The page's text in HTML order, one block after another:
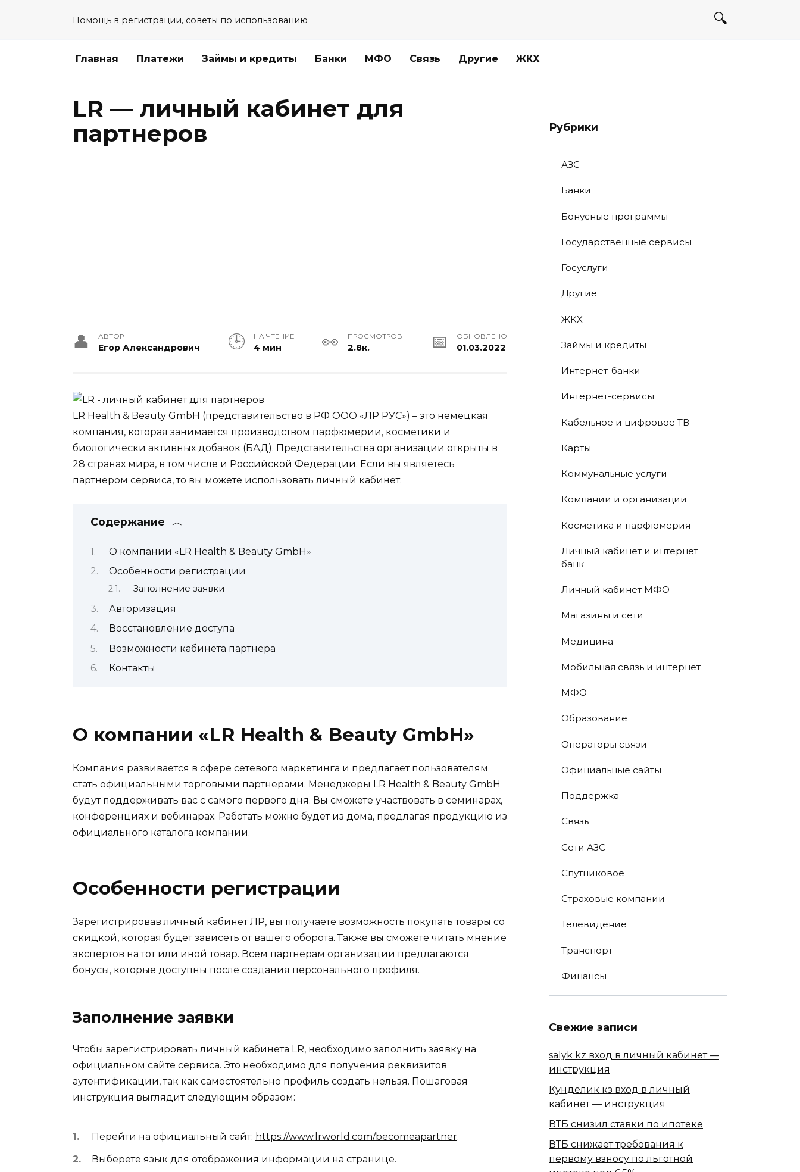
Помощь в регистрации, советы по использованию
Главная Платежи Займы и кредиты Банки МФО Связь Другие ЖКХ
LR — личный кабинет для
партнеров
АВТОР
Егор Александрович
НА ЧТЕНИЕ
4 мин
ПРОСМОТРОВ
2.8к.
ОБНОВЛЕНО
01.03.2022
LR Health & Beauty GmbH (представительство в РФ ООО «ЛР РУС») – это немецкая
компания, которая занимается производством парфюмерии, косметики и
биологически активных добавок (БАД). Представительства организации открыты в
28 странах мира, в том числе и Российской Федерации. Если вы являетесь
партнером сервиса, то вы можете использовать личный кабинет.
Содержание
О компании «LR Health & Beauty GmbH»
Особенности регистрации
Заполнение заявки
Авторизация
Восстановление доступа
Возможности кабинета партнера
Контакты
О компании «LR Health & Beauty GmbH»
Компания развивается в сфере сетевого маркетинга и предлагает пользователям
стать официальными торговыми партнерами. Менеджеры LR Health & Beauty GmbH
будут поддерживать вас с самого первого дня. Вы сможете участвовать в семинарах,
конференциях и вебинарах. Работать можно будет из дома, предлагая продукцию из
официального каталога компании.
Особенности регистрации
Зарегистрировав личный кабинет ЛР, вы получаете возможность покупать товары со
скидкой, которая будет зависеть от вашего оборота. Также вы сможете читать мнение
экспертов на тот или иной товар. Всем партнерам организации предлагаются
бонусы, которые доступны после создания персонального профиля.
Заполнение заявки
Чтобы зарегистрировать личный кабинета LR, необходимо заполнить заявку на
официальном сайте сервиса. Это необходимо для получения реквизитов
аутентификации, так как самостоятельно профиль создать нельзя. Пошаговая
инструкция выглядит следующим образом:
Перейти на официальный сайт: https://www.lrworld.com/becomeapartner.
Выберете язык для отображения информации на странице.
Рубрики
АЗС
Банки
Бонусные программы
Государственные сервисы
Госуслуги
Другие
ЖКХ
Займы и кредиты
Интернет-банки
Интернет-сервисы
Кабельное и цифровое ТВ
Карты
Коммунальные услуги
Компании и организации
Косметика и парфюмерия
Личный кабинет и интернет
банк
Личный кабинет МФО
Магазины и сети
Медицина
Мобильная связь и интернет
МФО
Образование
Операторы связи
Официальные сайты
Поддержка
Связь
Сети АЗС
Спутниковое
Страховые компании
Телевидение
Транспорт
Финансы
Свежие записи
salyk kz вход в личный кабинет —
инструкция
Кунделик кз вход в личный
кабинет — инструкция
ВТБ снизил ставки по ипотеке
ВТБ снижает требования к
первому взносу по льготной